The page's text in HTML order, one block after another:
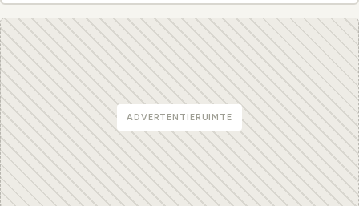
ADVERTENTIERUIMTE